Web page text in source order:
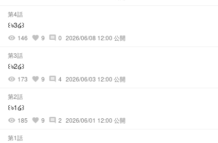
第4話
꒰ঌ‪3໒꒱‎
visibility 146 favorite 9 comment 0 2026/06/08 12:00 公開
第3話
꒰ঌ2໒꒱
visibility 173 favorite 9 comment 4 2026/06/03 12:00 公開
第2話
꒰ঌ1໒꒱
visibility 185 favorite 9 comment 2 2026/06/01 12:00 公開
第1話